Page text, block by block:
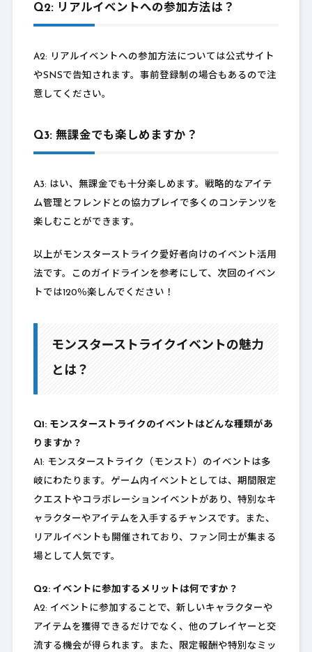
Q2: リアルイベントへの参加方法は？
A2: リアルイベントへの参加方法については公式サイト
やSNSで告知されます。事前登録制の場合もあるので注
意してください。
Q3: 無課金でも楽しめますか？
A3: はい、無課金でも十分楽しめます。戦略的なアイテ
ム管理とフレンドとの協力プレイで多くのコンテンツを
楽しむことができます。
以上がモンスターストライク愛好者向けのイベント活用
法です。このガイドラインを参考にして、次回のイベン
トでは120％楽しんでください！
モンスターストライクイベントの魅力
とは？
Q1: モンスターストライクのイベントはどんな種類があ
りますか？
A1: モンスターストライク（モンスト）のイベントは多
岐にわたります。ゲーム内イベントとしては、期間限定
クエストやコラボレーションイベントがあり、特別なキ
ャラクターやアイテムを入手するチャンスです。また、
リアルイベントも開催されており、ファン同士が集まる
場として人気です。
Q2: イベントに参加するメリットは何ですか？
A2: イベントに参加することで、新しいキャラクターや
アイテムを獲得できるだけでなく、他のプレイヤーと交
流する機会が得られます。また、限定報酬や特別なミッ